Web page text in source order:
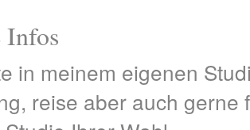
Infos
in meinem eigenen
reise aber auch